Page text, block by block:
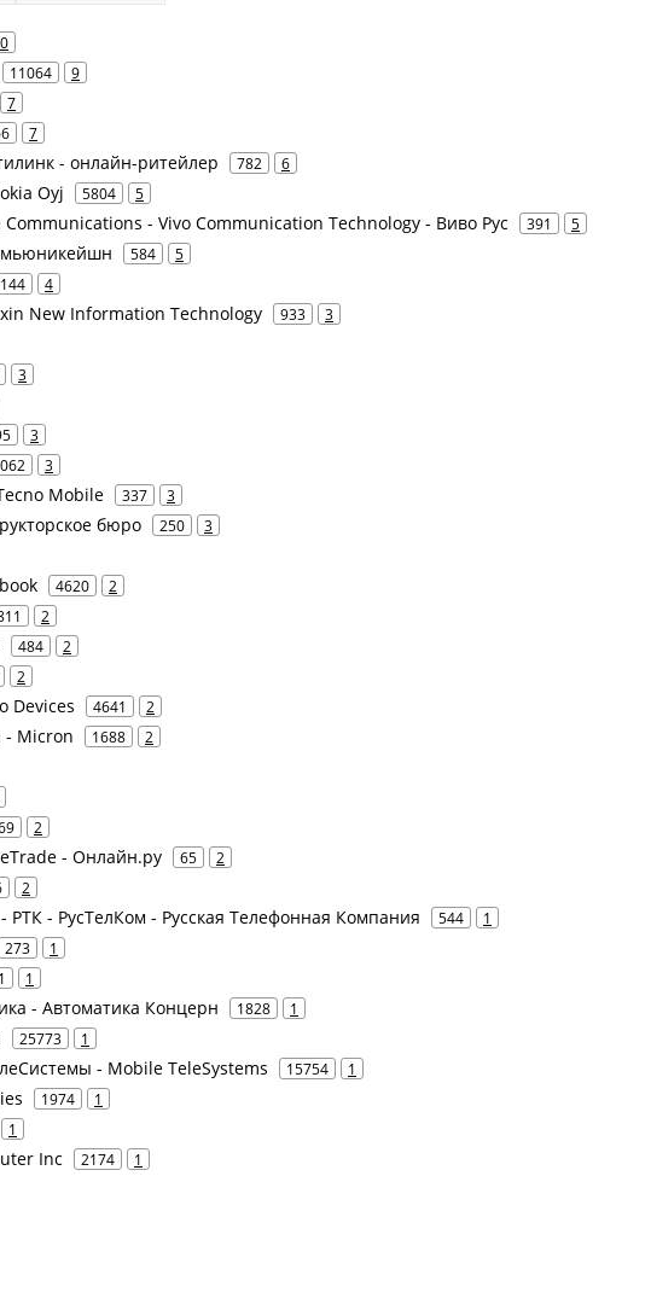
11064 9
7
7
- онлайн-ритейлер 782 6
Oyj 5804 5
Communications - Vivo Communication Technology - Виво Рус 391 5
584 5
144 4
New Information Technology 933 3
3
3
3
Mobile 337 3
бюро 250 3
4620 2
2
484 2
2
Devices 4641 2
- Micron 1688 2
2
- Онлайн.ру 65 2
2
РТК - РусТелКом - Русская Телефонная Компания 544 1
273 1
1
- Автоматика Концерн 1828 1
25773 1
- Mobile TeleSystems 15754 1
1974 1
1
Inc 2174 1